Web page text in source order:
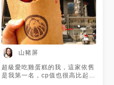
紅豆芋圓、鳳梨酥、鐵板雞柳...
細數粉絲頁上老闆研發過的甜鹹
口味們 是甜點也是一道道美味
的佳餚呢 🤤 這樣的創意發想實
在是太讓人佩服啦！ 🥐怦然心
動新滋味-團團圓圓（冬至限
定） 這次衝著冬至限定的每日
限定20份湯圓口味奔到三峽 白
白胖胖的湯圓被包在小小的真角
山豬屏
超級愛吃雞蛋糕的我，這家依舊
是我第一名，cp值也很高比起一